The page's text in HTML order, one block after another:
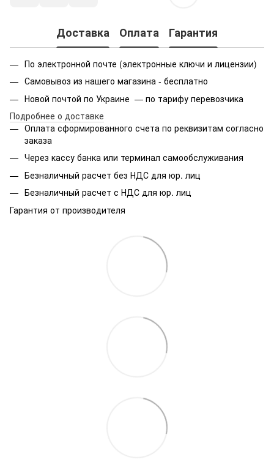
Доставка Оплата Гарантия
По электронной почте (электронные ключи и лицензии)
Самовывоз из нашего магазина - бесплатно
Новой почтой по Украине — по тарифу перевозчика
Подробнее о доставке
Оплата сформированного счета по реквизитам согласно
заказа
Через кассу банка или терминал самообслуживания
Безналичный расчет без НДС для юр. лиц
Безналичный расчет с НДС для юр. лиц
Гарантия от производителя